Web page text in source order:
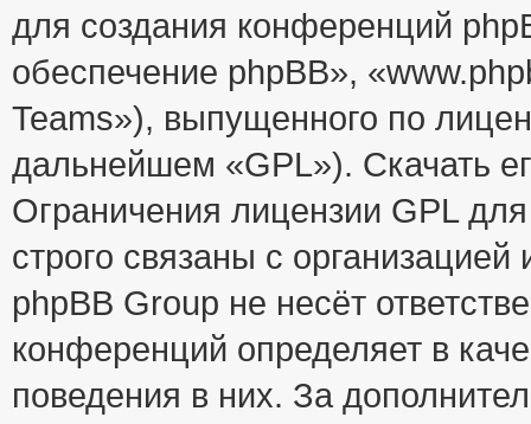
для создания конференций
обеспечение phpBB»,
Teams»), выпущенного по
дальнейшем «GPL»). Скачать
Ограничения лицензии GPL
строго связаны с
phpBB Group не несёт
конференций определяет в
поведения в них. За